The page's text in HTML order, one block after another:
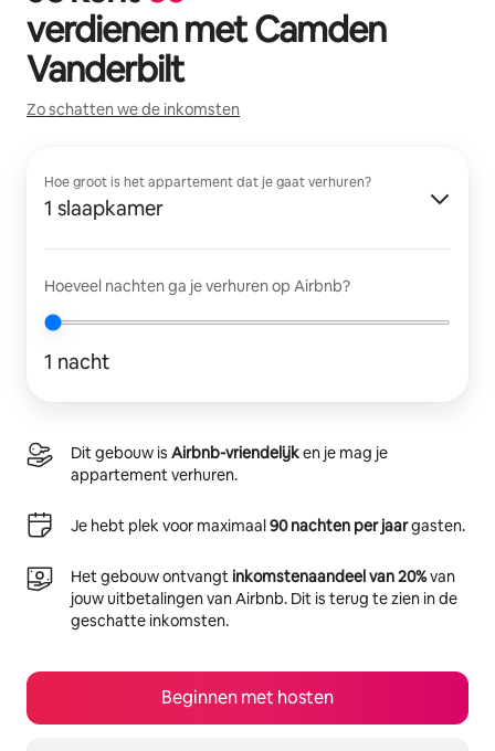
verdienen metCamden
Vanderbilt
Zo schatten we de inkomsten
Hoe groot is het appartement dat je gaat verhuren?
1 slaapkamer
Hoeveel nachten ga je verhuren op Airbnb?
1 nacht
Dit gebouw is Airbnb-vriendelijken je mag je
appartement verhuren.
Je hebt plek voor maximaal90 nachten per jaargasten.
Het gebouw ontvangtinkomstenaandeel van 20%van
jouw uitbetalingen van Airbnb. Dit is terug te zien in de
geschatte inkomsten.
Beginnen met hosten